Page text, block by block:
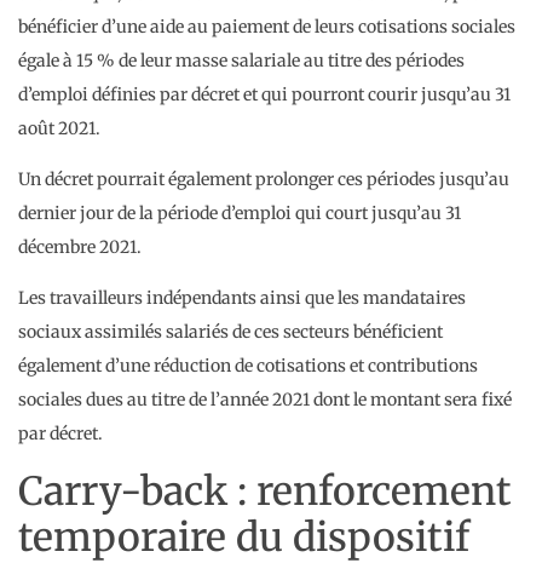
bénéficier d’une aide au paiement de leurs cotisations sociales
égale à 15 % de leur masse salariale au titre des périodes
d’emploi définies par décret et qui pourront courir jusqu’au 31
août 2021.
Un décret pourrait également prolonger ces périodes jusqu’au
dernier jour de la période d’emploi qui court jusqu’au 31
décembre 2021.
Les travailleurs indépendants ainsi que les mandataires
sociaux assimilés salariés de ces secteurs bénéficient
également d’une réduction de cotisations et contributions
sociales dues au titre de l’année 2021 dont le montant sera fixé
par décret.
Carry-back : renforcement
temporaire du dispositif